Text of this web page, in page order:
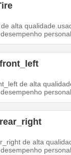
de alta qualidade
de alta
de alta